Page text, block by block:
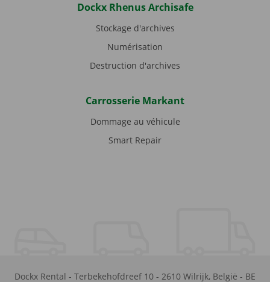
Dockx Rhenus Archisafe
Stockage d'archives
Numérisation
Destruction d'archives
Carrosserie Markant
Dommage au véhicule
Smart Repair
Dockx Rental - Terbekehofdreef 10 - 2610 Wilrijk, België - BE